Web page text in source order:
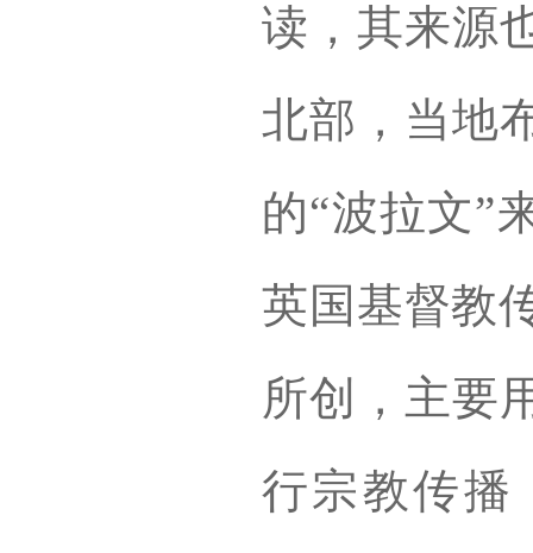
读，其来源
北部，当地
的“波拉文”
英国基督教
所创，主要
行宗教传播